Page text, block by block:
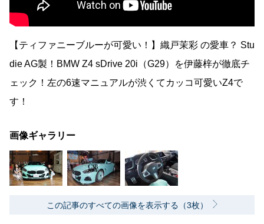
【ティファニーブルーが可愛い！】織戸茉彩 の愛車？ Stu
die AG製！BMW Z4 sDrive 20i（G29）を伊藤梓が徹底チ
ェック！左の6速マニュアルが渋くてカッコ可愛いZ4で
す！
画像ギャラリー
この記事のすべての画像を表示する（3枚）